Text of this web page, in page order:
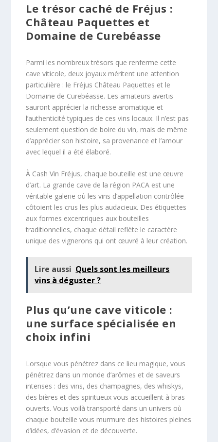
Le trésor caché de Fréjus :
Château Paquettes et
Domaine de Curebéasse
Parmi les nombreux trésors que renferme cette
cave viticole, deux joyaux méritent une attention
particulière : le Fréjus Château Paquettes et le
Domaine de Curebéasse. Les amateurs avertis
sauront apprécier la richesse aromatique et
l’authenticité typiques de ces vins locaux. Il n’est pas
seulement question de boire du vin, mais de même
d’apprécier son histoire, sa provenance et l’amour
avec lequel il a été élaboré.
À Cash Vin Fréjus, chaque bouteille est une œuvre
d’art. La grande cave de la région PACA est une
véritable galerie où les vins d’appellation contrôlée
côtoient les crus les plus audacieux. Des étiquettes
aux formes excentriques aux bouteilles
traditionnelles, chaque détail reflète le caractère
unique des vignerons qui ont œuvré à leur création.
Lire aussi Quels sont les meilleurs
vins à déguster ?
Plus qu’une cave viticole :
une surface spécialisée en
choix infini
Lorsque vous pénétrez dans ce lieu magique, vous
pénétrez dans un monde d’arômes et de saveurs
intenses : des vins, des champagnes, des whiskys,
des bières et des spiritueux vous accueillent à bras
ouverts. Vous voilà transporté dans un univers où
chaque bouteille vous murmure des histoires pleines
d’idées, d’évasion et de découverte.